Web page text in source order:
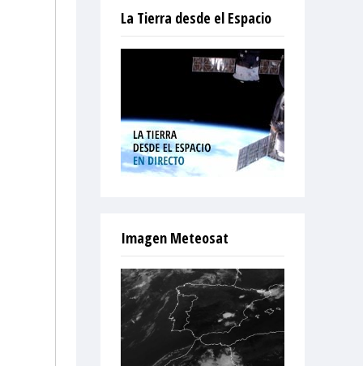
La Tierra desde el Espacio
Imagen Meteosat